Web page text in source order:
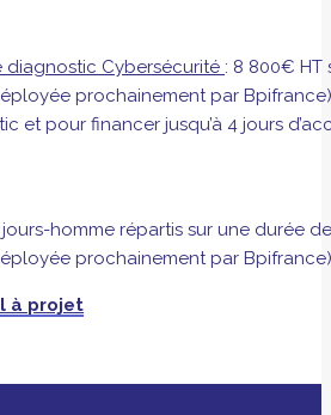
diagnostic Cybersécurité : 8 800€ HT
prochainement par
et pour financer jusqu’à 4 jours
homme répartis sur une durée
prochainement par
à projet